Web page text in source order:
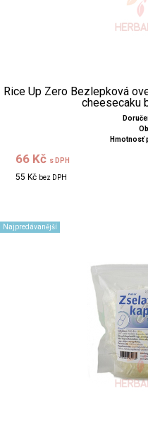
Rice Up Zero Bezlepková
cheesecaku
Hmotnosť
66 Kč s DPH
55 Kč bez DPH
Najpredávanější